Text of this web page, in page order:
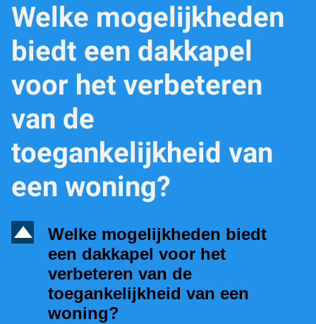
Welke mogelijkheden
biedt een dakkapel
voor het verbeteren
van de
toegankelijkheid van
een woning?
D
Welke mogelijkheden biedt
een dakkapel voor het
verbeteren van de
toegankelijkheid van een
woning?